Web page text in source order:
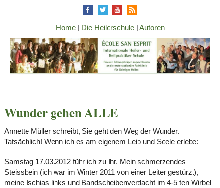
Home| Die Heilerschule| Autoren
Wunder gehen ALLE
Annette Müller schreibt, Sie geht den Weg der Wunder.
Tatsächlich! Wenn ich es am eigenem Leib und Seele erlebe:
Samstag 17.03.2012 führ ich zu Ihr. Mein schmerzendes
Steissbein (ich war im Winter 2011 von einer Leiter gestürzt),
meine Ischias links und Bandscheibenverdacht im 4-5 ten Wirbel